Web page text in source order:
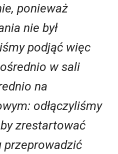
ponieważ
nie był
podjąć więc
w sali
na
odłączyliśmy
zrestartować
przeprowadzić